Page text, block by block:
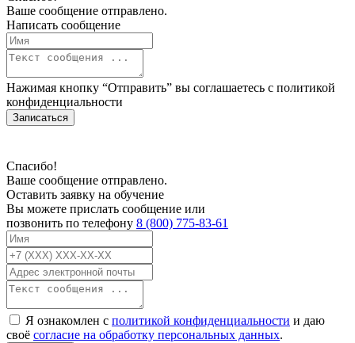
Ваше сообщение отправлено.
Написать сообщение
Нажимая кнопку “Отправить” вы соглашаетесь с политикой
конфиденциальности
Записаться
Спасибо!
Ваше сообщение отправлено.
Оставить заявку на обучение
Вы можете прислать сообщение или
позвонить по телефону 8 (800) 775-83-61
Я ознакомлен с политикой конфиденциальности и даю
своё согласие на обработку персональных данных.